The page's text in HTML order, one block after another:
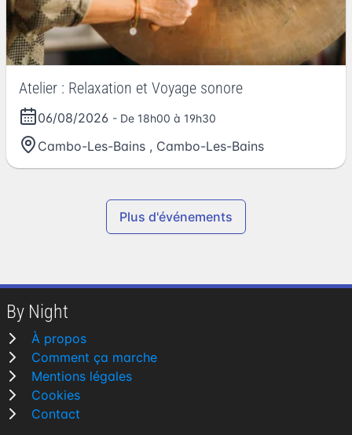
Atelier : Relaxation et Voyage sonore
06/08/2026 - De 18h00 à 19h30
Cambo-Les-Bains , Cambo-Les-Bains
Plus d'événements
By Night
À propos
Comment ça marche
Mentions légales
Cookies
Contact